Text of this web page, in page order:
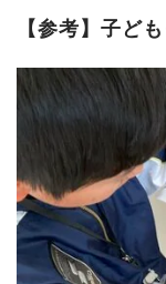
【参考】子ど